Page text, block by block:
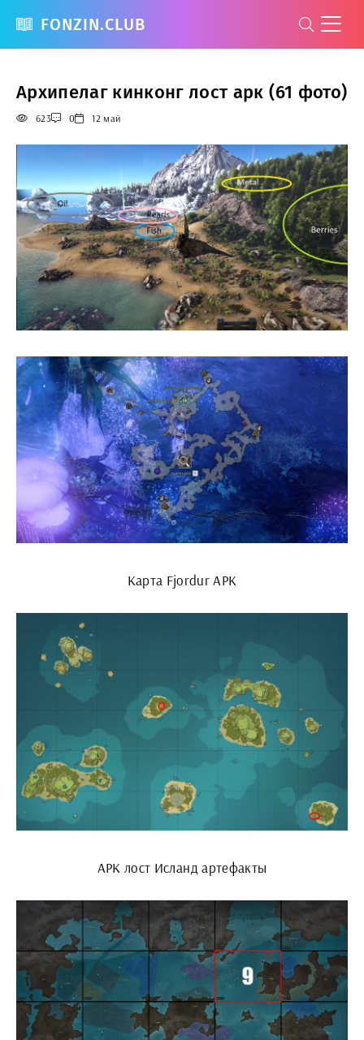
FONZIN.CLUB
Архипелаг кинконг лост арк (61 фото)
623 0 12 май
Карта Fjordur АРК
АРК лост Исланд артефакты